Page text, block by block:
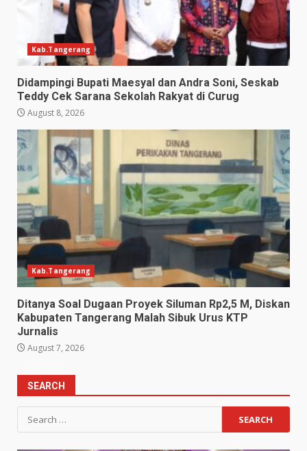
Kab.Tangerang
Didampingi Bupati Maesyal dan Andra Soni, Seskab
Teddy Cek Sarana Sekolah Rakyat di Curug
August 8, 2026
Kab.Tangerang
Ditanya Soal Dugaan Proyek Siluman Rp2,5 M, Diskan
Kabupaten Tangerang Malah Sibuk Urus KTP
Jurnalis
August 7, 2026
SEARCH
Search
for: